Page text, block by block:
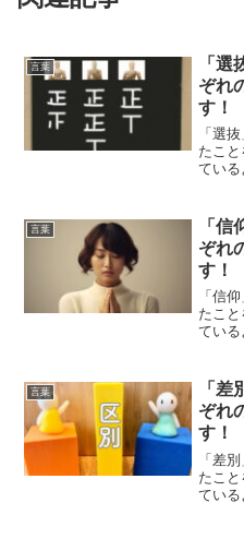
言葉
「
ぞれ
す！
「選
たこ
ている
言葉
「
ぞれ
す！
「信
たこ
ている
言葉
「
ぞれ
す！
「差
たこ
ている